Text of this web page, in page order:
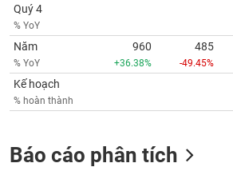
Quý 4
% YoY
Năm
% YoY
960
+36.38%
485
-49.45%
Kế hoạch
% hoàn thành
Báo cáo phân tích